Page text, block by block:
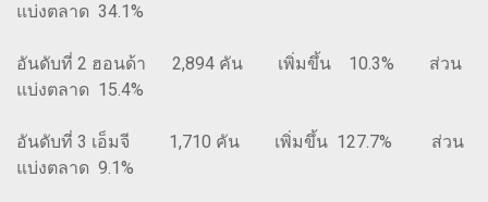
แบ่งตลาด 34.1%
อันดับที่ 2 ฮอนด้า 2,894 คัน เพิ่มขึ้น 10.3% ส่วน
แบ่งตลาด 15.4%
อันดับที่ 3 เอ็มจี 1,710 คัน เพิ่มขึ้น 127.7% ส่วน
แบ่งตลาด 9.1%